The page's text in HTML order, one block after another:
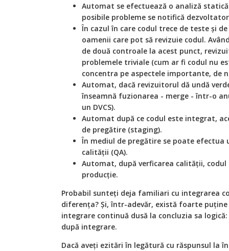
Automat se efectuează o analiză
posibile probleme se notifică
În cazul în care codul trece de teste și
oamenii care pot să revizuie codul.
de două controale la acest punct,
problemele triviale (cum ar fi codul nu
concentra pe aspectele importante, de
Automat, dacă revizuitorul dă undă
înseamnă fuzionarea - merge - într-o
un DVCS).
Automat după ce codul este integrat,
de pregătire (staging).
În mediul de pregătire se poate efectua
calității (QA).
Automat, după verficarea calității,
producție.
Probabil sunteți deja familiari cu integrarea
diferența? Și, într-adevăr, există foarte
integrare continuă dusă la concluzia sa
după integrare.
Dacă aveți ezitări în legătură cu răspunsul la